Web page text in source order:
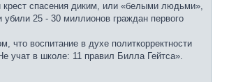
спасения диким, или «белыми людьми»,
убили 25 - 30 миллионов граждан первого
воспитание в духе политкорректности
учат в школе: 11 правил Билла Гейтса».